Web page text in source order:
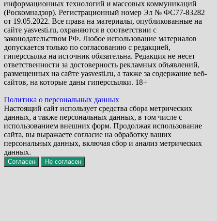
информационных технологий и массовых коммуникаций
(Роскомнадзор). Регистрационный номер Эл № ФС77-83282
от 19.05.2022. Все права на материалы, опубликованные на
сайте yasvesti.ru, охраняются в соответствии с
законодательством РФ. Любое использование материалов
допускается только по согласованию с редакцией,
гиперссылка на источник обязательна. Редакция не несет
ответственности за достоверность рекламных объявлений,
размещенных на сайте yasvesti.ru, а также за содержание веб-
сайтов, на которые даны гиперссылки. 18+
Политика о персональных данных
Настоящий сайт использует средства сбора метрических
данных, а также персональных данных, в том числе с
использованием внешних форм. Продолжая использование
сайта, вы выражаете согласие на обработку ваших
персональных данных, включая сбор и анализ метрических
данных.
Согласен Не согласен